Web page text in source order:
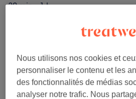
30 min - 1 h
Recherchez dans notre liste
Massage Créatif (1)
Nous utilisons nos cookies et
personnaliser le contenu et les
des fonctionnalités de médias
analyser notre trafic. Nous